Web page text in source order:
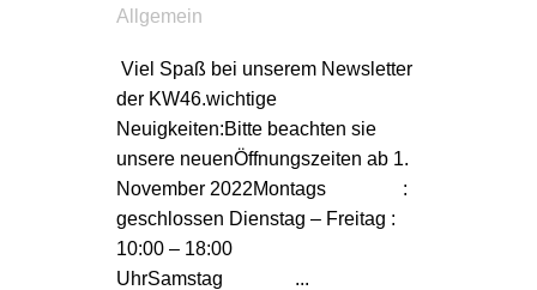
Allgemein
Viel Spaß bei unserem Newsletter
der KW46.wichtige
Neuigkeiten:Bitte beachten sie
unsere neuenÖffnungszeiten ab 1.
November 2022Montags :
geschlossen Dienstag – Freitag :
10:00 – 18:00
UhrSamstag ...